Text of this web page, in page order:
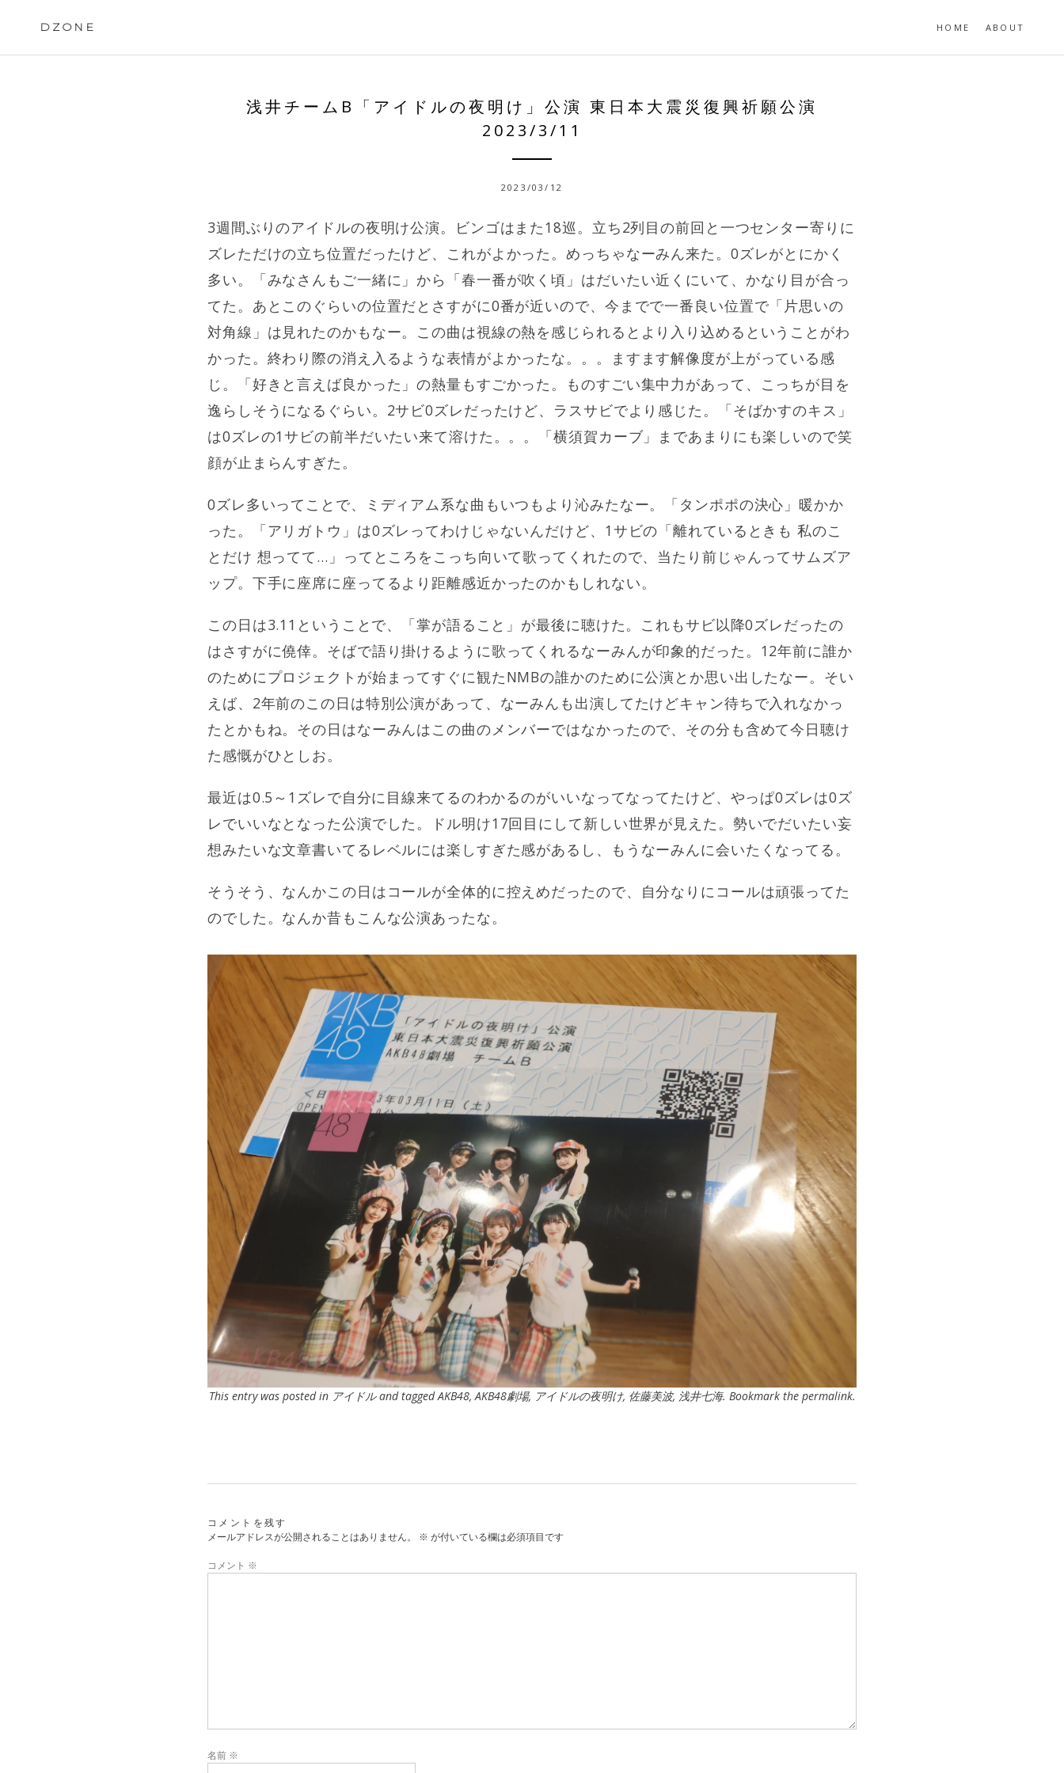
DZONE HOME ABOUT
浅井チームB「アイドルの夜明け」公演 東日本大震災復興祈願公演
2023/3/11
2023/03/12
3週間ぶりのアイドルの夜明け公演。ビンゴはまた18巡。立ち2列目の前回と一つセンター寄りに
ズレただけの立ち位置だったけど、これがよかった。めっちゃなーみん来た。0ズレがとにかく
多い。「みなさんもご一緒に」から「春一番が吹く頃」はだいたい近くにいて、かなり目が合っ
てた。あとこのぐらいの位置だとさすがに0番が近いので、今までで一番良い位置で「片思いの
対角線」は見れたのかもなー。この曲は視線の熱を感じられるとより入り込めるということがわ
かった。終わり際の消え入るような表情がよかったな。。。ますます解像度が上がっている感
じ。「好きと言えば良かった」の熱量もすごかった。ものすごい集中力があって、こっちが目を
逸らしそうになるぐらい。2サビ0ズレだったけど、ラスサビでより感じた。「そばかすのキス」
は0ズレの1サビの前半だいたい来て溶けた。。。「横須賀カーブ」まであまりにも楽しいので笑
顔が止まらんすぎた。
0ズレ多いってことで、ミディアム系な曲もいつもより沁みたなー。「タンポポの決心」暖かか
った。「アリガトウ」は0ズレってわけじゃないんだけど、1サビの「離れているときも 私のこ
とだけ 想ってて…」ってところをこっち向いて歌ってくれたので、当たり前じゃんってサムズア
ップ。下手に座席に座ってるより距離感近かったのかもしれない。
この日は3.11ということで、「掌が語ること」が最後に聴けた。これもサビ以降0ズレだったの
はさすがに僥倖。そばで語り掛けるように歌ってくれるなーみんが印象的だった。12年前に誰か
のためにプロジェクトが始まってすぐに観たNMBの誰かのために公演とか思い出したなー。そい
えば、2年前のこの日は特別公演があって、なーみんも出演してたけどキャン待ちで入れなかっ
たとかもね。その日はなーみんはこの曲のメンバーではなかったので、その分も含めて今日聴け
た感慨がひとしお。
最近は0.5～1ズレで自分に目線来てるのわかるのがいいなってなってたけど、やっぱ0ズレは0ズ
レでいいなとなった公演でした。ドル明け17回目にして新しい世界が見えた。勢いでだいたい妄
想みたいな文章書いてるレベルには楽しすぎた感があるし、もうなーみんに会いたくなってる。
そうそう、なんかこの日はコールが全体的に控えめだったので、自分なりにコールは頑張ってた
のでした。なんか昔もこんな公演あったな。
This entry was posted in アイドルand taggedAKB48,AKB48劇場, アイドルの夜明け, 佐藤美波, 浅井七海. Bookmark the permalink.
コメントを残す
メールアドレスが公開されることはありません。
※ が付いている欄は必須項目です
コメント ※
名前 ※